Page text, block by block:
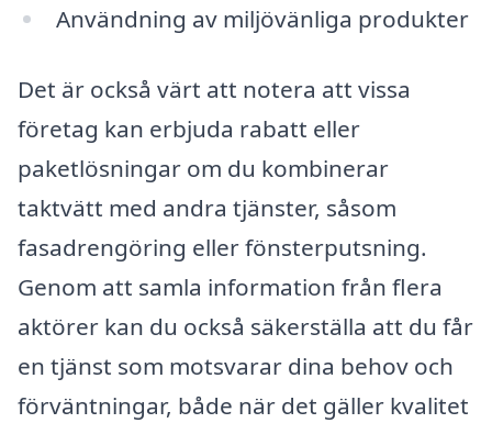
Användning av miljövänliga produkter
Det är också värt att notera att vissa
företag kan erbjuda rabatt eller
paketlösningar om du kombinerar
taktvätt med andra tjänster, såsom
fasadrengöring eller fönsterputsning.
Genom att samla information från flera
aktörer kan du också säkerställa att du får
en tjänst som motsvarar dina behov och
förväntningar, både när det gäller kvalitet